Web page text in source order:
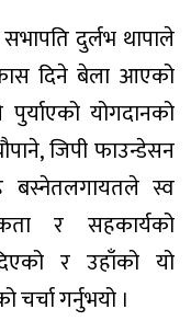
दुर्लभ थापाले
दिने बेला आएको
पुर्याएको योगदानको
जिपी फाउन्डेसन
बस्नेतलगायतले स्व
र सहकार्यको
र उहाँको यो
गर्नुभयो ।